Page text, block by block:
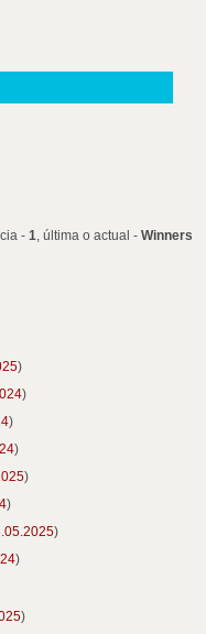
- 1, última o actual - Winners
)
)
)
)
)
)
)
)
)